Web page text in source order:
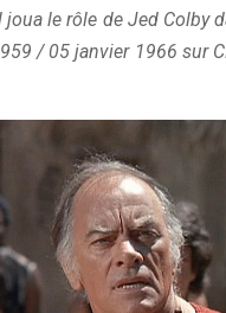
joua le rôle de Jed Colby
/ 05 janvier 1966 sur